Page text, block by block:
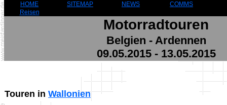
HOME SITEMAP NEWS
COMMS
Reisen
Motorradtouren
Belgien - Ardennen
09.05.2015 - 13.05.2015
Touren in Wallonien